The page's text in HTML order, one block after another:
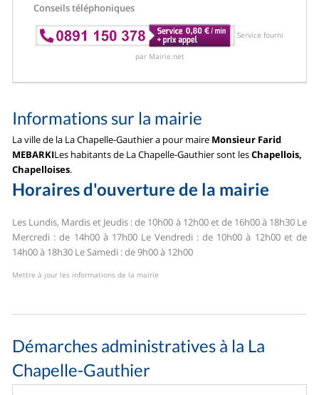
Conseils téléphoniques
Service fourni
par Mairie.net
Informations sur la mairie
La ville de la La Chapelle-Gauthier a pour maire Monsieur Farid
MEBARKILes habitants de La Chapelle-Gauthier sont lesChapellois,
Chapelloises.
Horaires d'ouverture de la mairie
Les Lundis, Mardis et Jeudis : de 10h00 à 12h00 et de 16h00 à 18h30Le
Mercredi : de 14h00 à 17h00Le Vendredi : de 10h00 à 12h00 et de
14h00 à 18h30 Le Samedi : de 9h00 à 12h00
Mettre à jour les informations de la mairie
Démarches administratives à la La
Chapelle-Gauthier